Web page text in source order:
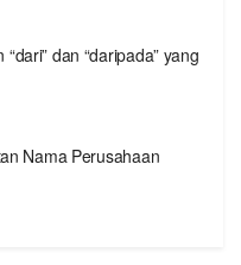
dan “daripada” yang
Nama Perusahaan